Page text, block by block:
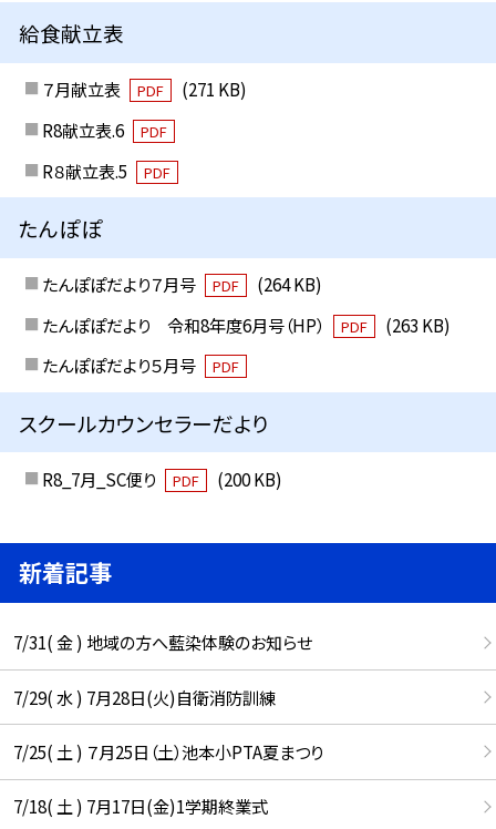
給食献立表
７月献立表 PDF
(271 KB)
R8献立表.6
PDF
R８献立表.5 PDF
たんぽぽ
たんぽぽだより７月号 PDF
(264 KB)
たんぽぽだより 令和8年度6月号（HP）
PDF
(263 KB)
たんぽぽだより５月号
PDF
スクールカウンセラーだより
R8_7月_SC便り PDF (200 KB)
新着記事
7/31( 金 ) 地域の方へ藍染体験のお知らせ
7/29( 水 ) 7月28日(火)自衛消防訓練
7/25( 土 ) ７月25日（土）池本小PTA夏まつり
7/18( 土 ) 7月17日(金)1学期終業式